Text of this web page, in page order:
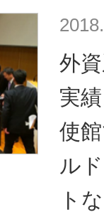
外
実
使
ル
ト